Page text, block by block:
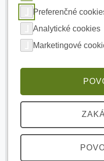
Preferenčné
Analytické cookies
Marketingové